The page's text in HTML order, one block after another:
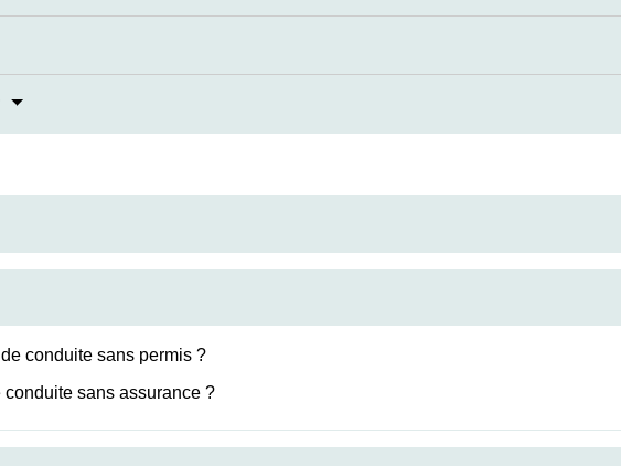
conduite sans permis ?
sans assurance ?